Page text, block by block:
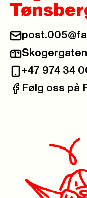
E-post:
Postadresse:
Skogergaten
Telefon:
+47 974 34
Facebook:
Følg oss på